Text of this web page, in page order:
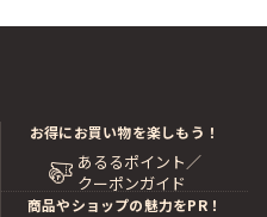
お得にお買い物を楽しもう！
あるるポイント／
クーポンガイド
商品やショップの魅力をPR！